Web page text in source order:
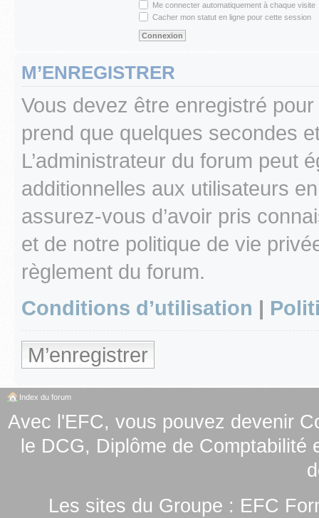
Me connecter automatiquement à chaque visite
Cacher mon statut en ligne pour cette session
M’ENREGISTRER
Vous devez être enregistré
prend que quelques secondes
L’administrateur du forum peut
additionnelles aux utilisateurs
assurez-vous d’avoir pris
et de notre politique de vie
règlement du forum.
Conditions d’utilisation |
M’enregistrer
Index du forum
Avec l'EFC, vous pouvez devenir
le DCG, Diplôme de Comptabilité
Les sites du Groupe : EFC